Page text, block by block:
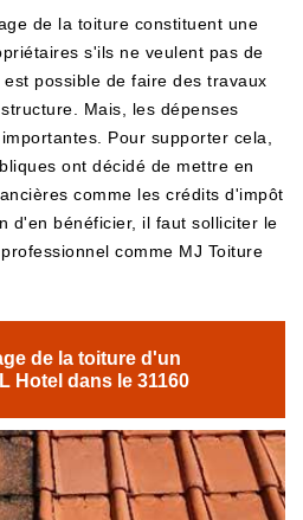
de la toiture constituent une
s'ils ne veulent pas de
possible de faire des travaux
Mais, les dépenses
Pour supporter cela,
ont décidé de mettre en
comme les crédits d'impôt
d'en bénéficier, il faut solliciter le
comme MJ Toiture
de la toiture d'un
Hotel dans le 31160